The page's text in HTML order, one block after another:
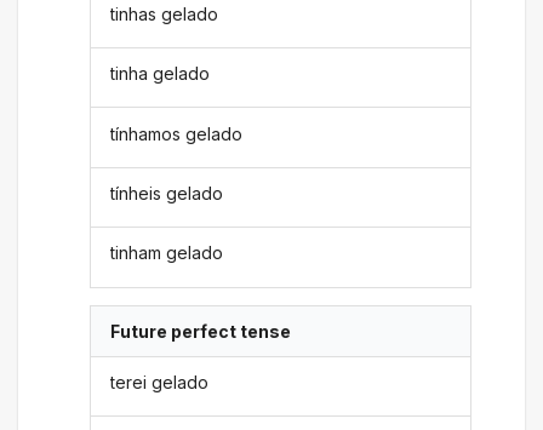
tinhas gelado
tinha gelado
tínhamos gelado
tínheis gelado
tinham gelado
Future perfect tense
terei gelado